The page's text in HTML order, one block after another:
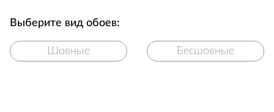
Выберите вид обоев:
Шовные Бесшовные